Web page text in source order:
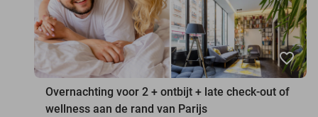
favorite_border
Overnachting voor 2 + ontbijt + late check-out of
wellness aan de rand van Parijs